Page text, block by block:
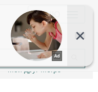
МЕНЮ
Мой друг Мегрэ